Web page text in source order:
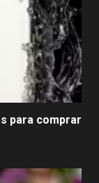
para comprar